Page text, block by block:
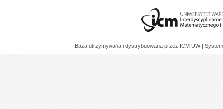
Baza utrzymywana i dystrybuowana przez ICM UW |